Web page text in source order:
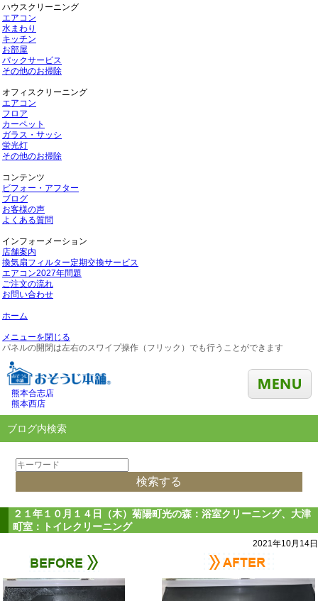
ハウスクリーニング
エアコン
水まわり
キッチン
お部屋
パックサービス
その他のお掃除
オフィスクリーニング
エアコン
フロア
カーペット
ガラス・サッシ
蛍光灯
その他のお掃除
コンテンツ
ビフォー・アフター
ブログ
お客様の声
よくある質問
インフォーメーション
店舗案内
換気扇フィルター定期交換サービス
エアコン2027年問題
ご注文の流れ
お問い合わせ
ホーム
メニューを閉じる
パネルの開閉は左右のスワイプ操作（フリック）でも行うことができます
熊本合志店
熊本西店
ブログ内検索
２１年１０月１４日（木）菊陽町光の森：浴室クリーニング、大津
町室：トイレクリーニング
2021年10月14日